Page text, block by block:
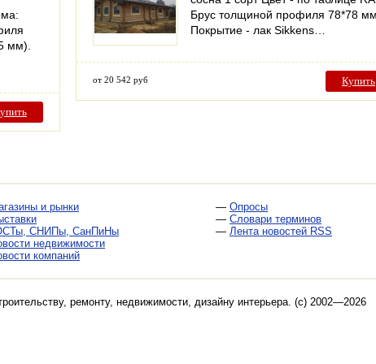
мм).
Брус толщиной профиля 78*78
Покрытие - лак Sikkens…
от 20 542 руб Купить
и рынки
СНИПы, СанПиНы
недвижимости
компаний
— Опросы
— Словари терминов
— Лента новостей RSS
ремонту, недвижимости, дизайну интерьера. (c) 2002—2026